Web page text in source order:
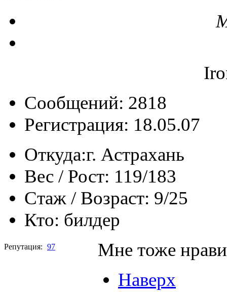
Сообщений: 2818
Регистрация: 18.05.07
Откуда:г. Астрахань
Вес / Рост: 119/183
Стаж / Возраст: 9/25
Кто: билдер
Репутация: 97
Мне тоже
Наверх